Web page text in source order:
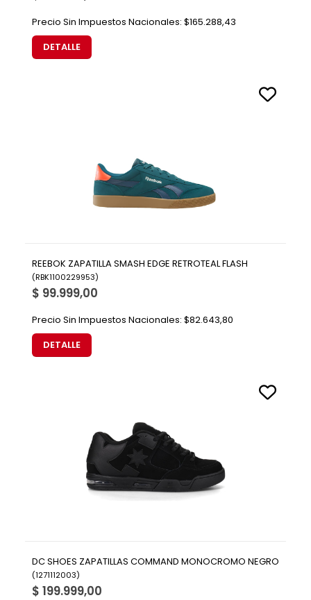
Precio Sin Impuestos Nacionales: $165.288,43
DETALLE
REEBOK ZAPATILLA SMASH EDGE RETROTEAL FLASH
(RBK1100229953)
$ 99.999,00
Precio Sin Impuestos Nacionales: $82.643,80
DETALLE
DC SHOES ZAPATILLAS COMMAND MONOCROMO NEGRO
(1271112003)
$ 199.999,00